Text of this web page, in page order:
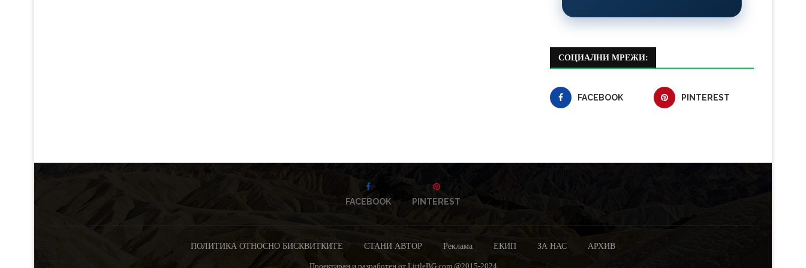
СОЦИАЛНИ МРЕЖИ:
FACEBOOK PINTEREST
FACEBOOK PINTEREST
ПОЛИТИКА ОТНОСНО БИСКВИТКИТЕ СТАНИ АВТОР Реклама ЕКИП ЗА НАС АРХИВ
Проектиран и разработен от LittleBG.com @2015-2024